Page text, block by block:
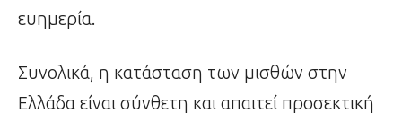
ευημερία.
Συνολικά, η κατάσταση των μισθών στην
Ελλάδα είναι σύνθετη και απαιτεί προσεκτική